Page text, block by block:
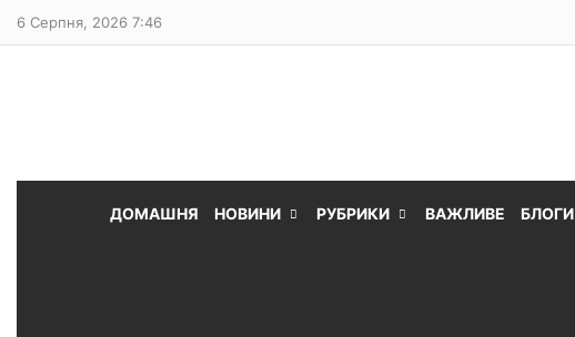
6 Серпня, 2026 7:46
ДОМАШНЯ НОВИНИ РУБРИКИ ВАЖЛИВЕ БЛОГИ